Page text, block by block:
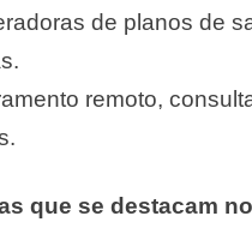
de planos de
remoto,
que se destacam